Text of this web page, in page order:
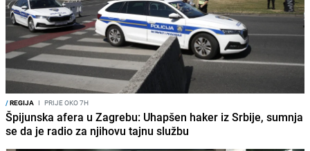
/REGIJA I PRIJE OKO 7H
Špijunska afera u Zagrebu: Uhapšen haker iz Srbije, sumnja
se da je radio za njihovu tajnu službu